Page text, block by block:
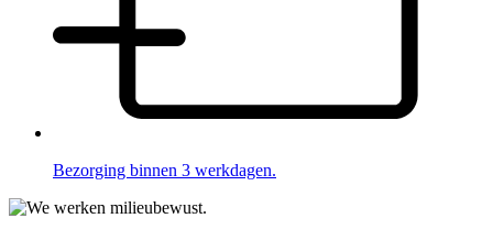
Bezorging binnen 3 werkdagen.